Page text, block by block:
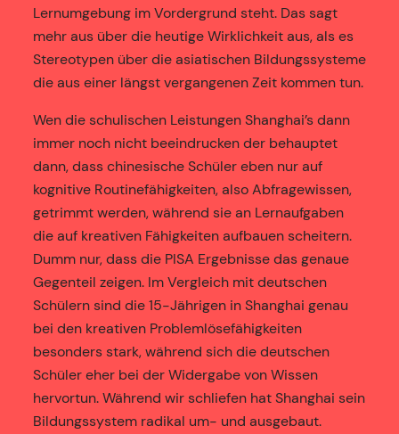
Lernumgebung im Vordergrund steht. Das sagt
mehr aus über die heutige Wirklichkeit aus, als es
Stereotypen über die asiatischen Bildungssysteme
die aus einer längst vergangenen Zeit kommen tun.
Wen die schulischen Leistungen Shanghai’s dann
immer noch nicht beeindrucken der behauptet
dann, dass chinesische Schüler eben nur auf
kognitive Routinefähigkeiten, also Abfragewissen,
getrimmt werden, während sie an Lernaufgaben
die auf kreativen Fähigkeiten aufbauen scheitern.
Dumm nur, dass die PISA Ergebnisse das genaue
Gegenteil zeigen. Im Vergleich mit deutschen
Schülern sind die 15-Jährigen in Shanghai genau
bei den kreativen Problemlösefähigkeiten
besonders stark, während sich die deutschen
Schüler eher bei der Widergabe von Wissen
hervortun. Während wir schliefen hat Shanghai sein
Bildungssystem radikal um- und ausgebaut.